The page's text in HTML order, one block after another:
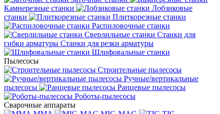
Камнерезные станки
Лобзиковые
станки
Плиткорезные станки
Распиловочные станки
Сверлильные станки Станки для
гибки арматуры Станки для резки арматуры
Шлифовальные станки
Пылесосы
Строительные пылесосы
Ручные/вертикальные
пылесосы
Ранцевые пылесосы
Роботы-пылесосы
Сварочные аппараты